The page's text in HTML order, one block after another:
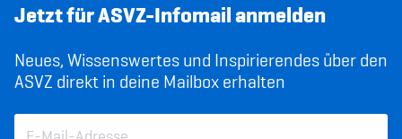
Jetzt für ASVZ-Infomail anmelden
Neues, Wissenswertes und Inspirierendes über den
ASVZ direkt in deine Mailbox erhalten